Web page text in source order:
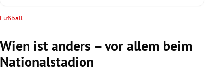
Fußball
Wien ist anders – vor allem beim
Nationalstadion